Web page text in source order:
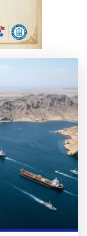
olacak?